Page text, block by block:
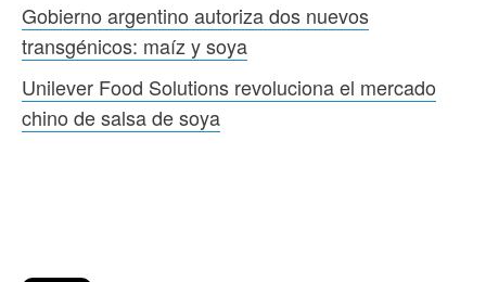
Gobierno argentino autoriza dos nuevos
transgénicos: maíz y soya
Unilever Food Solutions revoluciona el mercado
chino de salsa de soya